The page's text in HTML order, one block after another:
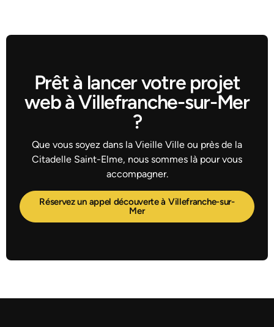
Prêt à lancer votre projet
web à Villefranche-sur-Mer
?
Que vous soyez dans la Vieille Ville ou près de la
Citadelle Saint-Elme, nous sommes là pour vous
accompagner.
Réservez un appel découverte à Villefranche-sur-
Mer